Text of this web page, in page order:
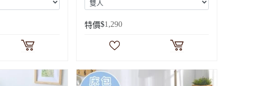
特價$1,290